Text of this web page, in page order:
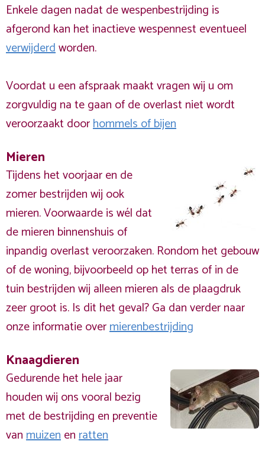
Enkele dagen nadat de wespenbestrijding is
afgerond kan het inactieve wespennest eventueel
verwijderdworden.
Voordat u een afspraak maakt vragen wij u om
zorgvuldig na te gaan of de overlast niet wordt
veroorzaakt doorhommels of bijen
Mieren
Tijdens het voorjaar en de
zomer bestrijden wij ook
mieren. Voorwaarde is wél dat
de mieren binnenshuis of
inpandig overlast veroorzaken. Rondom het gebouw
of de woning, bijvoorbeeld op het terras of in de
tuin bestrijden wij alleen mieren als de plaagdruk
zeer groot is. Is dit het geval? Ga dan verder naar
onze informatie overmierenbestrijding
Knaagdieren
Gedurende het hele jaar
houden wij ons vooral bezig
met de bestrijding en preventie
vanmuizenenratten